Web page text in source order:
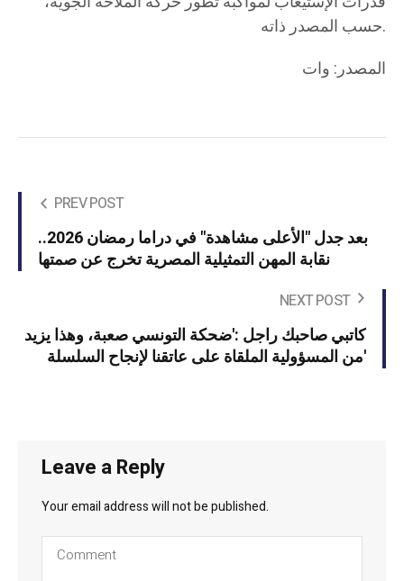
حسب المصدر ذاته.
المصدر: وات
PREV POST
بعد جدل "الأعلى مشاهدة" في دراما رمضان 2026..
نقابة المهن التمثيلية المصرية تخرج عن صمتها
NEXT POST
كاتبي صاحبك راجل :'ضحكة التونسي صعبة، وهذا يزيد
من المسؤولية الملقاة على عاتقنا لإنجاح السلسلة'
Leave a Reply
Your email address will not be published.